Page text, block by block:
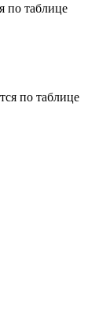
по таблице
по таблице